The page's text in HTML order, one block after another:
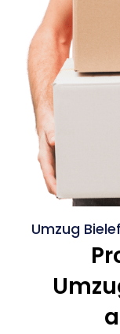
Umzug